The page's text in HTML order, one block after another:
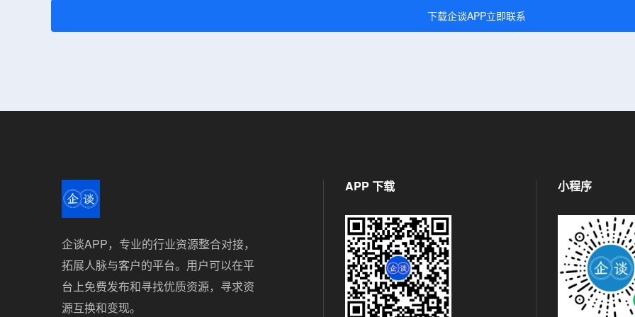
下载企谈APP立即联系
企谈APP，专业的行业资源整合对接，
拓展人脉与客户的平台。用户可以在平
台上免费发布和寻找优质资源，寻求资
源互换和变现。
APP 下载 小程序